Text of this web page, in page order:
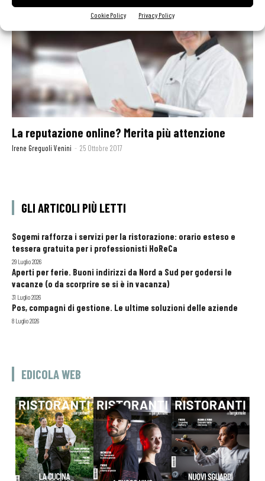
Cookie Policy Privacy Policy
La reputazione online? Merita più attenzione
Irene Greguoli Venini - 25 Ottobre 2017
GLI ARTICOLI PIÙ LETTI
Sogemi rafforza i servizi per la ristorazione: orario esteso e
tessera gratuita per i professionisti HoReCa
29 Luglio 2026
Aperti per ferie. Buoni indirizzi da Nord a Sud per godersi le
vacanze (o da scorprire se si è in vacanza)
31 Luglio 2026
Pos, compagni di gestione. Le ultime soluzioni delle aziende
8 Luglio 2026
EDICOLA WEB